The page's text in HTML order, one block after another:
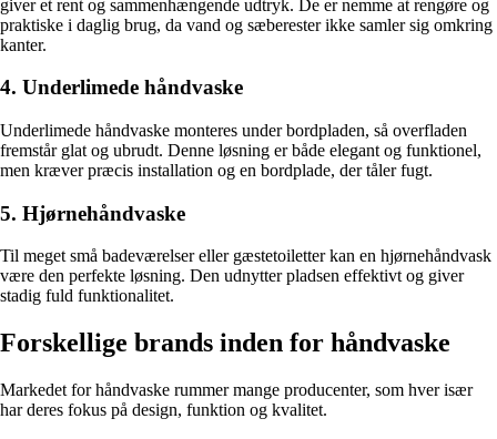
giver et rent og sammenhængende udtryk. De er nemme at rengøre og
praktiske i daglig brug, da vand og sæberester ikke samler sig omkring
kanter.
4. Underlimede håndvaske
Underlimede håndvaske monteres under bordpladen, så overfladen
fremstår glat og ubrudt. Denne løsning er både elegant og funktionel,
men kræver præcis installation og en bordplade, der tåler fugt.
5. Hjørnehåndvaske
Til meget små badeværelser eller gæstetoiletter kan en hjørnehåndvask
være den perfekte løsning. Den udnytter pladsen effektivt og giver
stadig fuld funktionalitet.
Forskellige brands inden for håndvaske
Markedet for håndvaske rummer mange producenter, som hver især
har deres fokus på design, funktion og kvalitet.